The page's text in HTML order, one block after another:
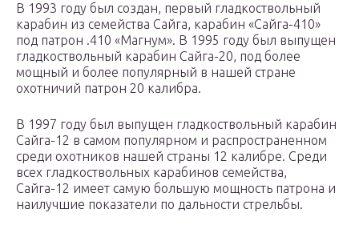
В 1993 году был создан, первый гладкоствольный
карабин из семейства Сайга, карабин «Сайга-410»
под патрон .410 «Магнум». В 1995 году был выпущен
гладкоствольный карабин Сайга-20, под более
мощный и более популярный в нашей стране
охотничий патрон 20 калибра.
В 1997 году был выпущен гладкоствольный карабин
Сайга-12 в самом популярном и распространенном
среди охотников нашей страны 12 калибре. Среди
всех гладкоствольных карабинов семейства,
Сайга-12 имеет самую большую мощность патрона и
наилучшие показатели по дальности стрельбы.